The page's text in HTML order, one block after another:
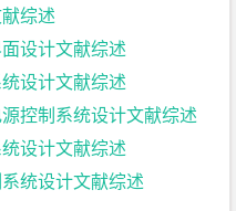
综述
设计文献综述
设计文献综述
控制系统设计文献综述
设计文献综述
统设计文献综述